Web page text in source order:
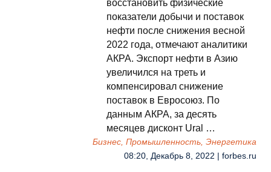
восстановить физические
показатели добычи и поставок
нефти после снижения весной
2022 года, отмечают аналитики
АКРА. Экспорт нефти в Азию
увеличился на треть и
компенсировал снижение
поставок в Евросоюз. По
данным АКРА, за десять
месяцев дисконт Ural …
Бизнес, Промышленность, Энергетика
08:20, Декабрь 8, 2022 | forbes.ru